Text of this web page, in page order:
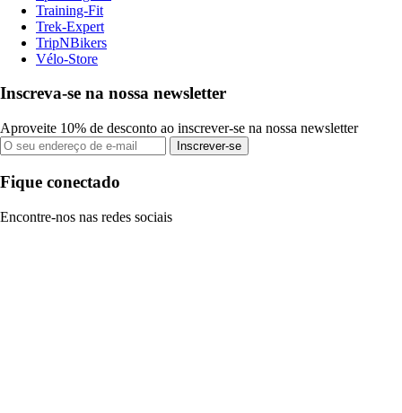
Training-Fit
Trek-Expert
TripNBikers
Vélo-Store
Inscreva-se na nossa newsletter
Aproveite 10% de desconto ao inscrever-se na nossa newsletter
Inscrever-se
Fique conectado
Encontre-nos nas redes sociais